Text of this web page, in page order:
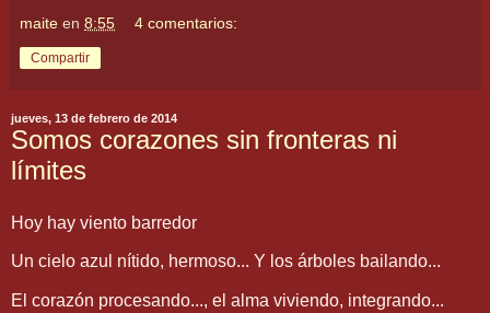
maite en 8:55 4 comentarios:
Compartir
jueves, 13 de febrero de 2014
Somos corazones sin fronteras ni
límites
Hoy hay viento barredor
Un cielo azul nítido, hermoso... Y los árboles bailando...
El corazón procesando..., el alma viviendo, integrando...